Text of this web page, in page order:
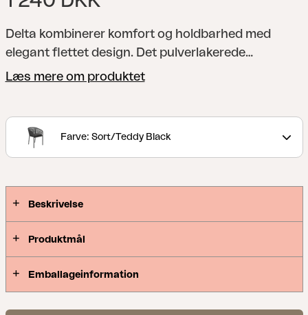
Delta kombinerer komfort og holdbarhed med
elegant flettet design. Det pulverlakerede
aluminiumsstel modstår rust og korrosion, mens
fire stole.
Læs mere om produktet
Farve: Sort/Teddy Black
Beskrivelse
Produktmål
Emballageinformation